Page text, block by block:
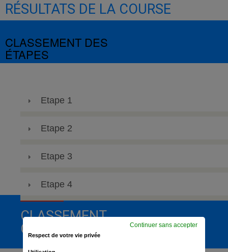
RÉSULTATS DE LA COURSE
CLASSEMENT DES
ÉTAPES
Etape 1
Etape 2
Etape 3
Etape 4
CLASSEMENT
GÉNÉRAL
Respect de votre vie privée
Continuer sans accepter